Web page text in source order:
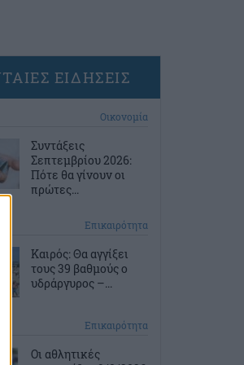
ΕΙΔΗΣΕΙΣ
Οικονομία
Συντάξεις
Σεπτεμβρίου 2026:
Πότε θα γίνουν οι
πρώτες...
Επικαιρότητα
Καιρός: Θα αγγίξει
τους 39 βαθμούς ο
υδράργυρος –...
Επικαιρότητα
Οι αθλητικές